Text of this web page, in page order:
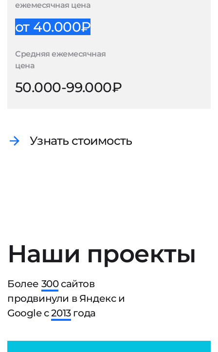
ежемесячная цена
от 40.000₽
Средняя ежемесячная
цена
50.000-99.000₽
Узнать стоимость
Наши проекты
Более 300сайтов
продвинули в Яндекс и
Google с2013года